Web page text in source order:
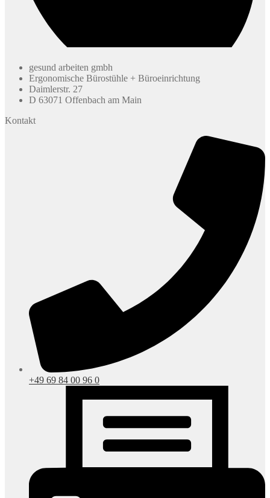
gesund arbeiten gmbh
Ergonomische Bürostühle + Büroeinrichtung
Daimlerstr. 27
D 63071 Offenbach am Main
Kontakt
+49 69 84 00 96 0